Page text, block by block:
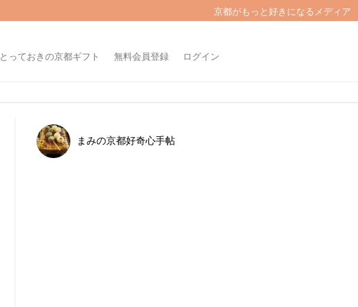
京都がもっと好きになるメディア
とっておきの京都ギフト 無料会員登録 ログイン
まみの京都好奇心手帖